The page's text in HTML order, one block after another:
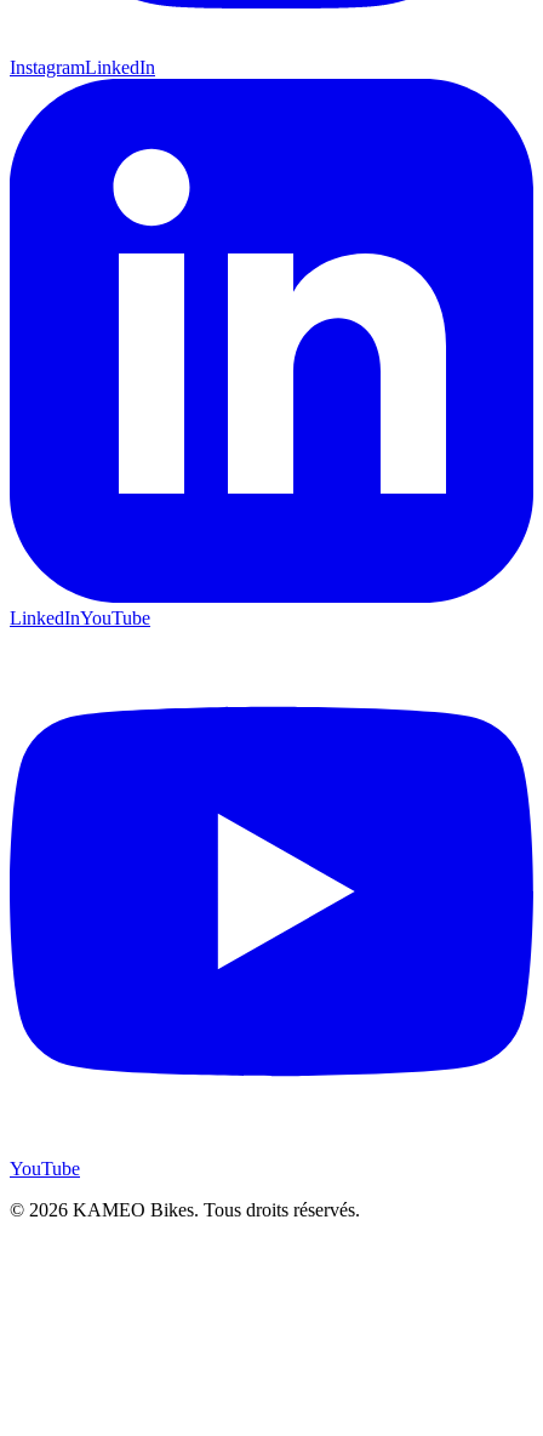
InstagramLinkedIn
LinkedInYouTube
YouTube
© 2026 KAMEO Bikes. Tous droits réservés.